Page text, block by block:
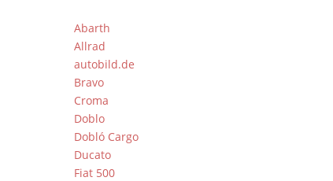
Abarth
Allrad
autobild.de
Bravo
Croma
Doblo
Dobló Cargo
Ducato
Fiat 500